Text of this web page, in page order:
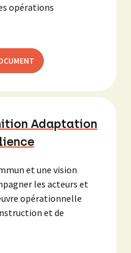
opérations
Adaptation
et une vision
les acteurs et
opérationnelle
et de